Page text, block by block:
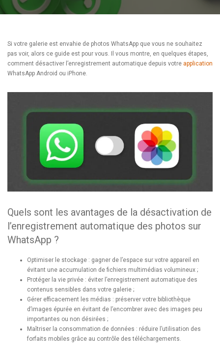
Si votre galerie est envahie de photos WhatsApp que vous ne souhaitez
pas voir, alors ce guide est pour vous. Il vous montre, en quelques étapes,
comment désactiver l’enregistrement automatique depuis votre application
WhatsApp Android ou iPhone.
Quels sont les avantages de la désactivation de
l’enregistrement automatique des photos sur
WhatsApp ?
Optimiser le stockage : gagner de l’espace sur votre appareil en
évitant une accumulation de fichiers multimédias volumineux ;
Protéger la vie privée : éviter l’enregistrement automatique des
contenus sensibles dans votre galerie ;
Gérer efficacement les médias : préserver votre bibliothèque
d’images épurée en évitant de l’encombrer avec des images peu
importantes ou non désirées ;
Maîtriser la consommation de données : réduire l’utilisation des
forfaits mobiles grâce au contrôle des téléchargements.